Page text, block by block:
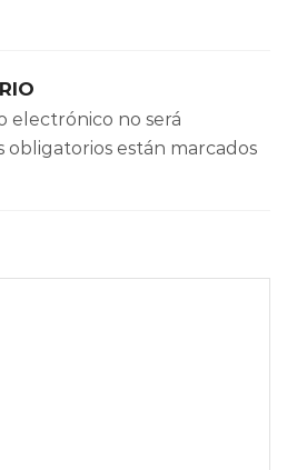
electrónico no será
obligatorios están marcados